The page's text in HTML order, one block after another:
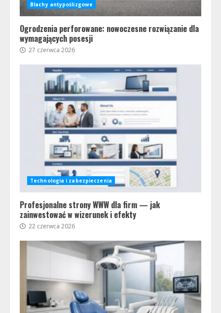
Blachy antypoślizgowe
Ogrodzenia perforowane: nowoczesne rozwiązanie dla
wymagających posesji
27 czerwca 2026
Technologia i zabezpieczenia
Profesjonalne strony WWW dla firm — jak
zainwestować w wizerunek i efekty
22 czerwca 2026